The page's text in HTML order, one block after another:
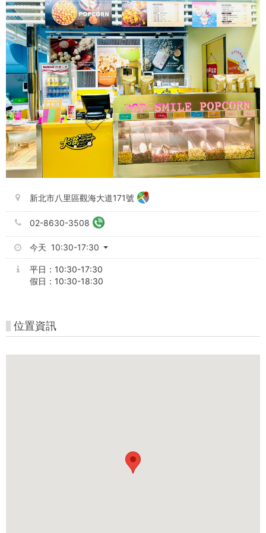
新北市八里區觀海大道171號
02-8630-3508
今天 10:30-17:30
平日：10:30-17:30
假日：10:30-18:30
位置資訊